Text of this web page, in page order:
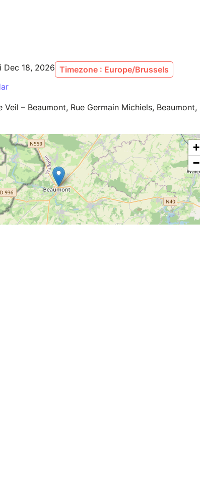
Dec 18, 2026 Timezone : Europe/Brussels
Veil – Beaumont, Rue Germain Michiels, Beaumont,
+
−